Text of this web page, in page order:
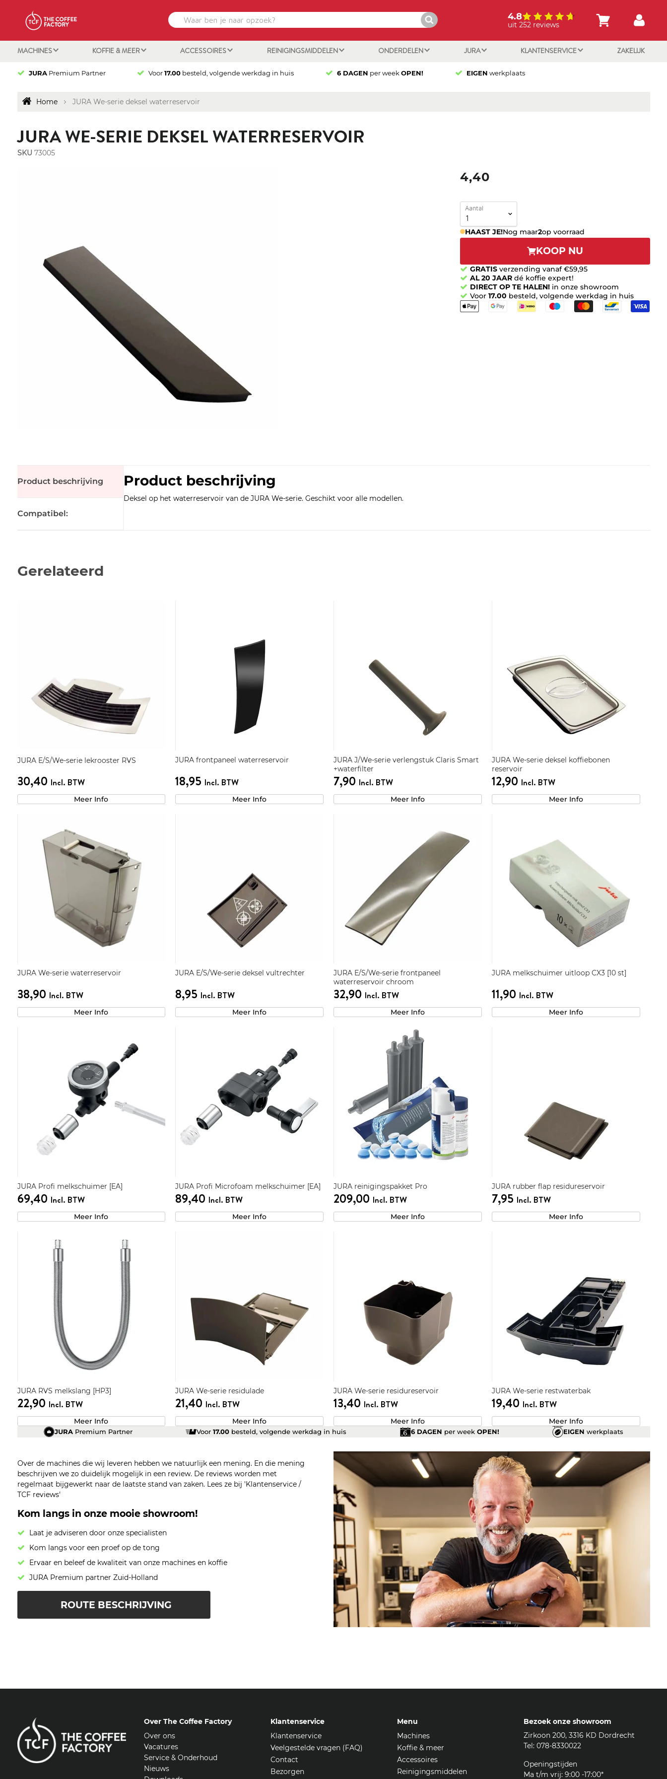
4.8
uit 252 reviews
MACHINES KOFFIE & MEER ACCESSOIRES REINIGINGSMIDDELEN ONDERDELEN JURA KLANTENSERVICE ZAKELIJK
JURAPremium Partner Voor17.00 besteld, volgende werkdag in huis 6 DAGEN per weekOPEN! EIGEN werkplaats
Home JURA We-serie deksel waterreservoir
JURA WE-SERIE DEKSEL WATERRESERVOIR
SKU 73005
4,40
Aantal
HAAST JE!Nog maar2op voorraad
KOOP NU
GRATIS verzending vanaf €59,95
AL 20 JAAR dé koffie expert!
DIRECT OP TE HALEN! in onze showroom
Voor 17.00 besteld, volgende werkdag in huis
Product beschrijving
Compatibel:
Product beschrijving
Deksel op het waterreservoir van de JURA We-serie. Geschikt voor alle modellen.
Gerelateerd
JURA E/S/We-serie lekrooster RVS
30,40 Incl. BTW
Meer Info
JURA frontpaneel waterreservoir
18,95 Incl. BTW
Meer Info
JURA J/We-serie verlengstuk Claris Smart
+waterfilter
7,90 Incl. BTW
Meer Info
JURA We-serie deksel koffiebonen
reservoir
12,90 Incl. BTW
Meer Info
JURA We-serie waterreservoir
38,90 Incl. BTW
Meer Info
JURA E/S/We-serie deksel vultrechter
8,95 Incl. BTW
Meer Info
JURA E/S/We-serie frontpaneel
waterreservoir chroom
32,90 Incl. BTW
Meer Info
JURA melkschuimer uitloop CX3 [10 st]
11,90 Incl. BTW
Meer Info
JURA Profi melkschuimer [EA]
69,40 Incl. BTW
Meer Info
JURA Profi Microfoam melkschuimer [EA]
89,40 Incl. BTW
Meer Info
JURA reinigingspakket Pro
209,00 Incl. BTW
Meer Info
JURA rubber flap residureservoir
7,95 Incl. BTW
Meer Info
JURA RVS melkslang [HP3]
22,90 Incl. BTW
Meer Info
JURA We-serie residulade
21,40 Incl. BTW
Meer Info
JURA We-serie residureservoir
13,40 Incl. BTW
Meer Info
JURA We-serie restwaterbak
19,40 Incl. BTW
Meer Info
JURA Premium Partner Voor17.00 besteld, volgende werkdag in huis 6 DAGEN per week OPEN! EIGEN werkplaats
Over de machines die wij leveren hebben we natuurlijk een mening. En die mening
beschrijven we zo duidelijk mogelijk in een review. De reviews worden met
regelmaat bijgewerkt naar de laatste stand van zaken. Lees ze bij 'Klantenservice /
TCF reviews'
Kom langs in onze mooie showroom!
Laat je adviseren door onze specialisten
Kom langs voor een proef op de tong
Ervaar en beleef de kwaliteit van onze machines en koffie
JURA Premium partner Zuid-Holland
ROUTE BESCHRIJVING
Over The Coffee Factory
Over ons
Vacatures
Service & Onderhoud
Nieuws
Klantenservice
Klantenservice
Veelgestelde vragen (FAQ)
Contact
Bezorgen
Menu
Machines
Koffie & meer
Accessoires
Reinigingsmiddelen
Bezoek onze showroom
Zirkoon 200, 3316 KD Dordrecht
Tel: 078-8330022
Openingstijden
Ma t/m vrij: 9:00 -17:00*